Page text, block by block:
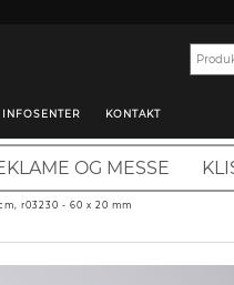
INFOSENTER KONTAKT
OG MESSE
r03230 - 60 x 20 mm